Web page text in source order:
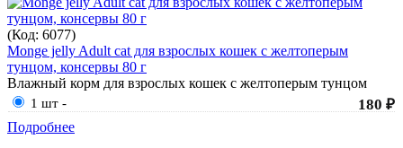
(Код: 6077)
Monge jelly Adult cat для взрослых кошек с желтоперым
тунцом, консервы 80 г
Влажный корм для взрослых кошек с желтоперым тунцом
1 шт - 180 ₽
Подробнее